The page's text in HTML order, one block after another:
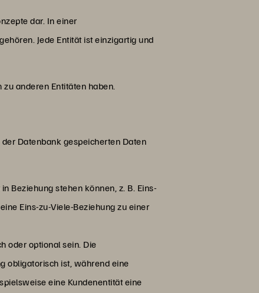
dar. In einer
Jede Entität ist einzigartig und
anderen Entitäten haben.
Datenbank gespeicherten Daten
Beziehung stehen können, z. B. Eins-
Eins-zu-Viele-Beziehung zu einer
oder optional sein. Die
obligatorisch ist, während eine
eine Kundenentität eine